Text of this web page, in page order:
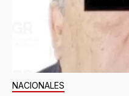
NACIONALES